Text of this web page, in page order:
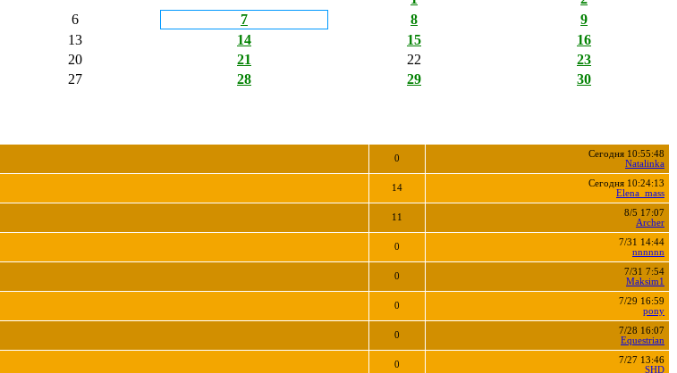
6 7 8
9
13 14 15
16
20 21 22
23
27 28 29
30
0
Сегодня 10:55:48
Natalinka
14
Сегодня 10:24:13
Elena_mass
11
8/5 17:07
Archer
0
7/31 14:44
nnnnnn
0
7/31 7:54
Maksim1
0
7/29 16:59
pony
0
7/28 16:07
Equestrian
0
7/27 13:46
SHD